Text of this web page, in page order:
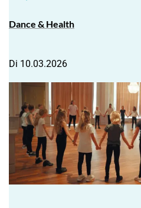
Dance & Health
Di 10.03.2026